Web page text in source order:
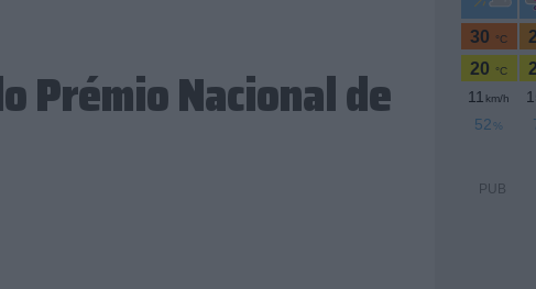
Prémio Nacional de
PUB